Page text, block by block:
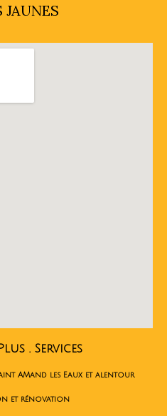
JAUNES
. Services
AMand les Eaux et alentour
et rénovation